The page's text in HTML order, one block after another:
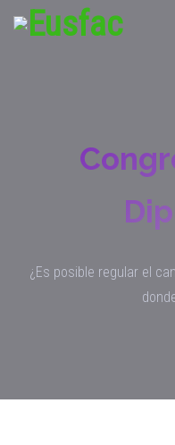
¿Es posible regular el